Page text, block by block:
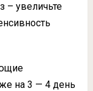
увеличьте
на 3 — 4 день